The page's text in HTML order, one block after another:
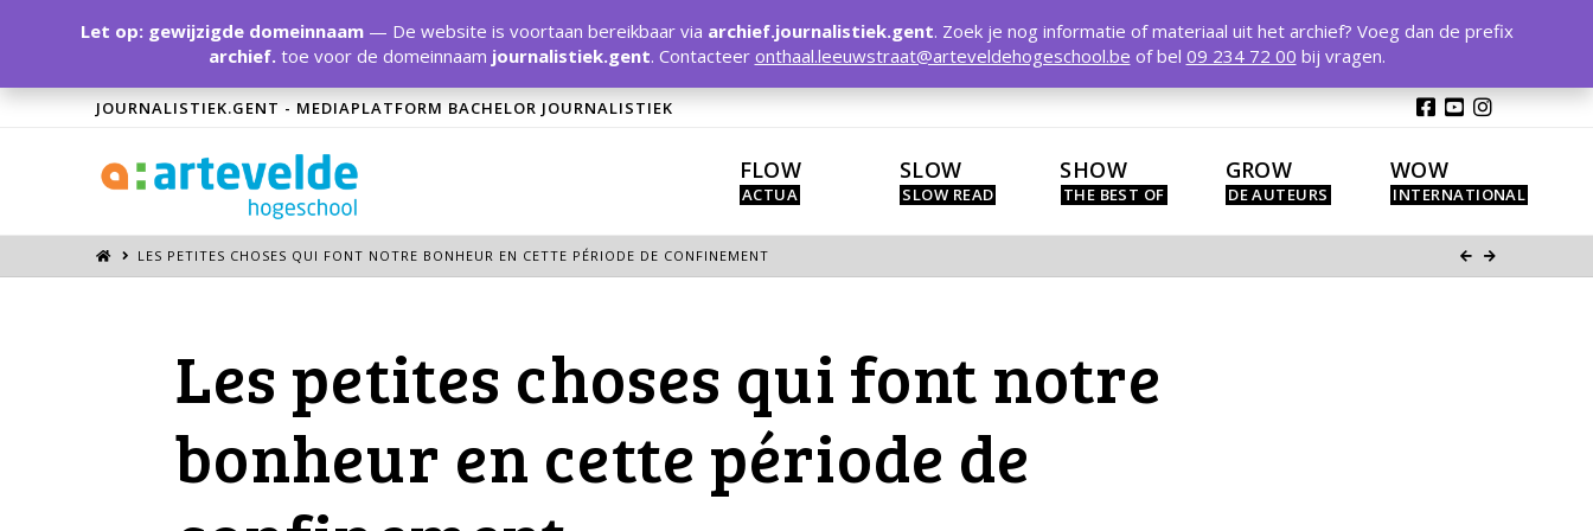
JOURNALISTIEK.GENT - MEDIAPLATFORM BACHELOR JOURNALISTIEK
FLOW SLOW SHOW GROW WOW
LES PETITES CHOSES QUI FONT NOTRE BONHEUR EN CETTE PÉRIODE DE CONFINEMENT
Les petites choses qui font notre
bonheur en cette période de
Let op: gewijzigde domeinnaam— De website is voortaan bereikbaar via archief.journalistiek.gent. Zoek je nog informatie of materiaal uit het archief? Voeg dan de prefix
archief.toe voor de domeinnaam journalistiek.gent. Contacteer onthaal.leeuwstraat@arteveldehogeschool.be of bel 09 234 72 00 bij vragen.